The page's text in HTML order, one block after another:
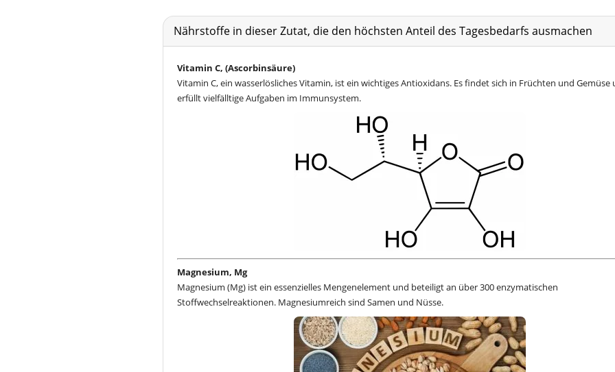
Nährstoffe in dieser Zutat, die den höchsten Anteil des Tagesbedarfs ausmachen
Vitamin C, (Ascorbinsäure)
Vitamin C, ein wasserlösliches Vitamin, ist ein wichtiges Antioxidans. Es findet sich in Früchten und Gemüse
erfüllt vielfälltige Aufgaben im Immunsystem.
Magnesium, Mg
Magnesium (Mg) ist ein essenzielles Mengenelement und beteiligt an über 300 enzymatischen
Stoffwechselreaktionen. Magnesiumreich sind Samen und Nüsse.